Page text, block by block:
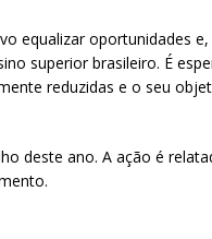
equalizar oportunidades
superior brasileiro. É
reduzidas e o seu
deste ano. A ação é